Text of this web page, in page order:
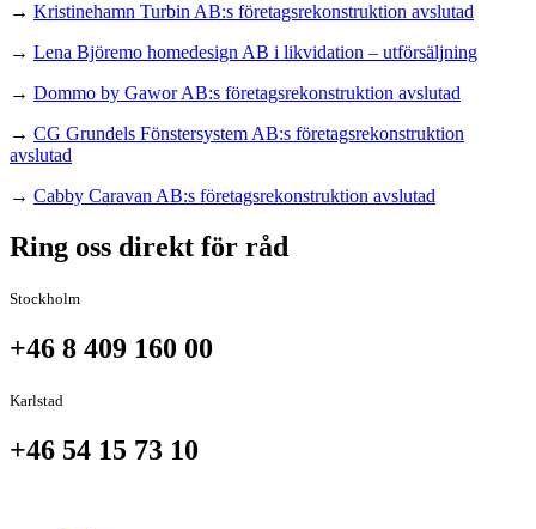
→ Kristinehamn Turbin AB:s företagsrekonstruktion avslutad
→ Lena Björemo homedesign AB i likvidation – utförsäljning
→ Dommo by Gawor AB:s företagsrekonstruktion avslutad
→ CG Grundels Fönstersystem AB:s företagsrekonstruktion
avslutad
→ Cabby Caravan AB:s företagsrekonstruktion avslutad
Ring oss direkt för råd
Stockholm
+46 8 409 160 00
Karlstad
+46 54 15 73 10